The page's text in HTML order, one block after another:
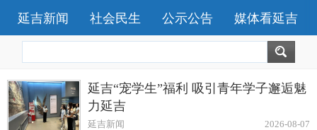
延吉新闻 社会民生 公示公告 媒体看延吉
延吉“宠学生”福利 吸引青年学子邂逅魅
力延吉
2026-08-07
延吉新闻